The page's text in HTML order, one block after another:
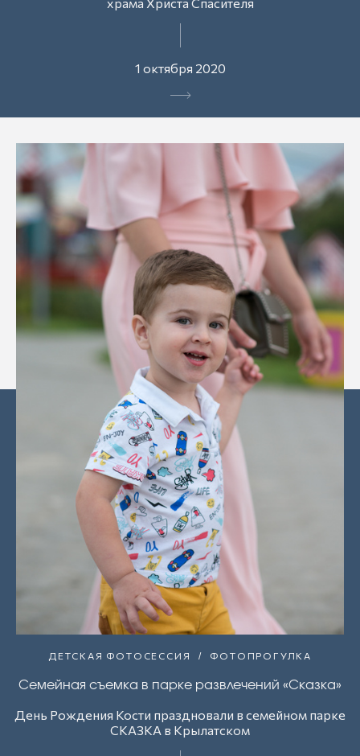
1 октября 2020
ДЕТСКАЯ ФОТОСЕССИЯ ФОТОПРОГУЛКА
Семейная съемка в парке развлечений «Сказка»
День Рождения Кости праздновали в семейном парке
СКАЗКА в Крылатском